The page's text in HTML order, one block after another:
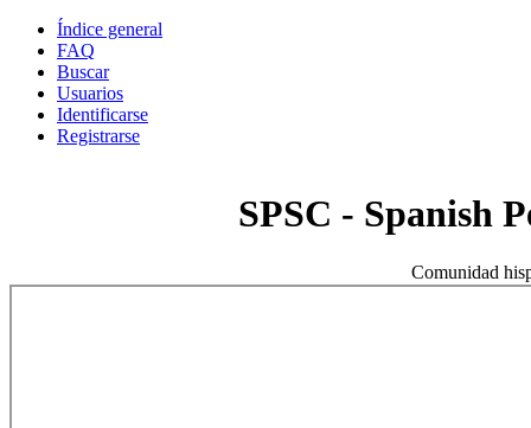
Índice general
FAQ
Buscar
Usuarios
Identificarse
Registrarse
SPSC - Spanish
Comunidad